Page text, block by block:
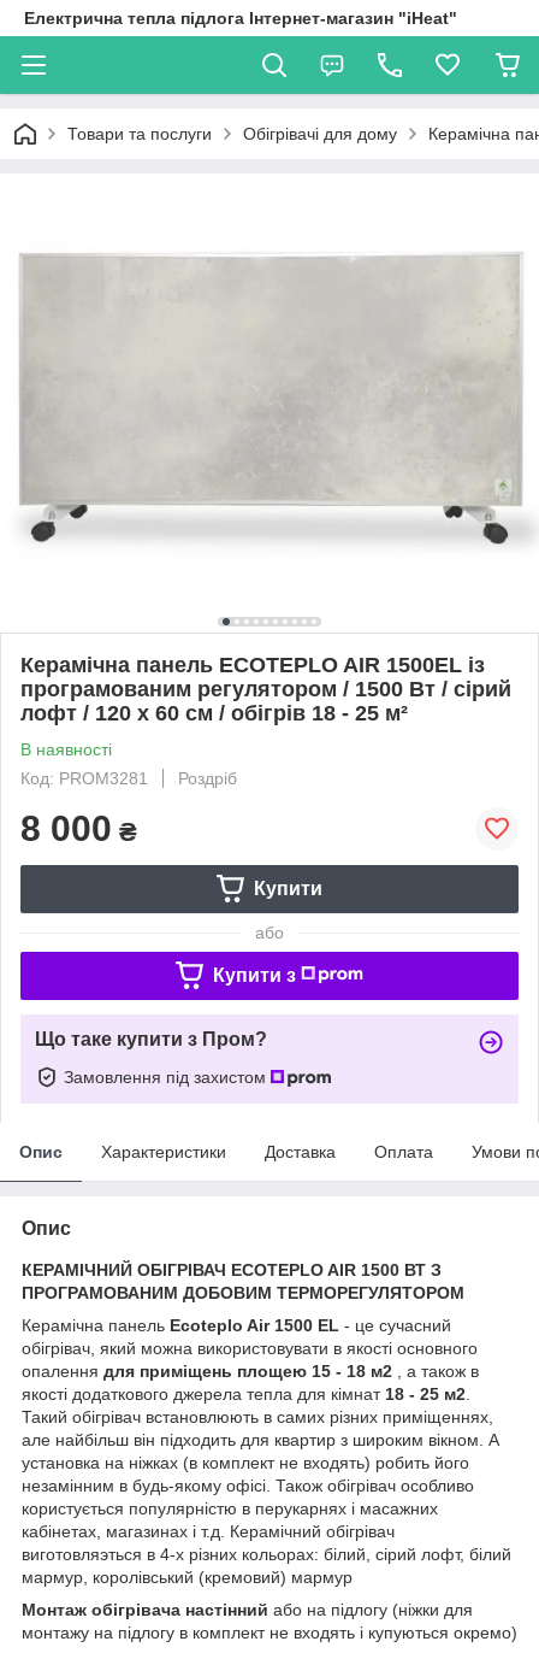
Електрична тепла підлога Інтернет-магазин "iHeat"
Товари та послуги Обігрівачі для дому Керамічна
Керамічна панель ECOTEPLO AIR 1500EL із
програмованим регулятором / 1500 Вт / сірий
лофт / 120 х 60 см / обігрів 18 - 25 м²
В наявності
Код: PROM3281
Роздріб
8 000 ₴
Купити
або
Купити з
Що таке купити з Пром?
Замовлення під захистом
Опис Характеристики Доставка Оплата Умови
Опис
КЕРАМІЧНИЙ ОБІГРІВАЧ ECOTEPLO AIR 1500 ВТ З
ПРОГРАМОВАНИМ ДОБОВИМ ТЕРМОРЕГУЛЯТОРОМ
Керамічна панель Ecoteplo Air 1500 EL - це сучасний
обігрівач, який можна використовувати в якості основного
опалення для приміщень площею 15 - 18 м2
, а також в
якості додаткового джерела тепла для кімнат 18 - 25 м2
Такий обігрівач встановлюють в самих різних приміщеннях,
але найбільш він підходить для квартир з широким вікном. А
установка на ніжках (в комплект не входять) робить його
незамінним в будь-якому офісі. Також обігрівач особливо
користується популярністю в перукарнях і масажних
кабінетах, магазинах і т.д. Керамічний обігрівач
виготовляэться в 4-х різних кольорах: білий, сірий лофт, білий
мармур, королівський (кремовий) мармур
Монтаж обігрівача настінний або на підлогу (ніжки для
монтажу на підлогу в комплект не входять і купуються окремо)